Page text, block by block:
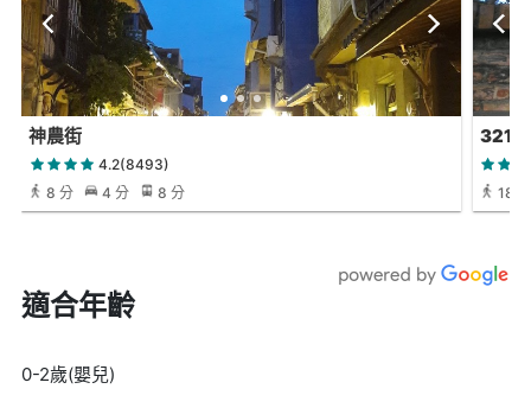
神農街
4.2(8493)
8 分
4 分 8 分
321
18 分
適合年齡
0-2歲(嬰兒)